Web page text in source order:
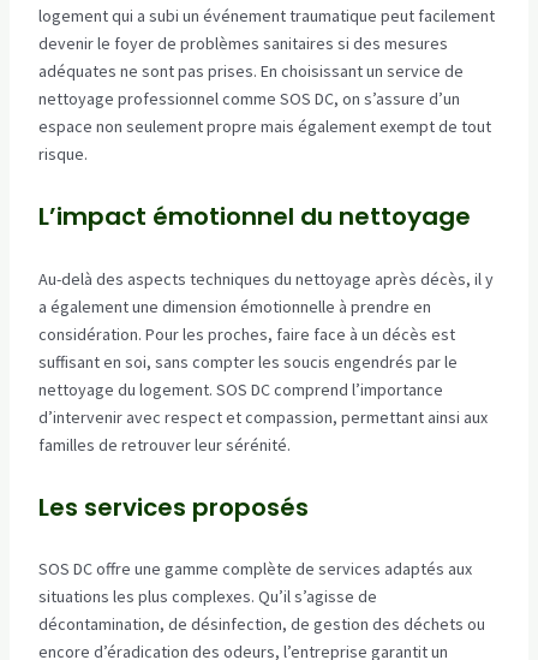
logement qui a subi un événement traumatique peut facilement
devenir le foyer de problèmes sanitaires si des mesures
adéquates ne sont pas prises. En choisissant un service de
nettoyage professionnel comme SOS DC, on s’assure d’un
espace non seulement propre mais également exempt de tout
risque.
L’impact émotionnel du nettoyage
Au-delà des aspects techniques du nettoyage après décès, il y
a également une dimension émotionnelle à prendre en
considération. Pour les proches, faire face à un décès est
suffisant en soi, sans compter les soucis engendrés par le
nettoyage du logement. SOS DC comprend l’importance
d’intervenir avec respect et compassion, permettant ainsi aux
familles de retrouver leur sérénité.
Les services proposés
SOS DC offre une gamme complète de services adaptés aux
situations les plus complexes. Qu’il s’agisse de
décontamination, de désinfection, de gestion des déchets ou
encore d’éradication des odeurs, l’entreprise garantit un